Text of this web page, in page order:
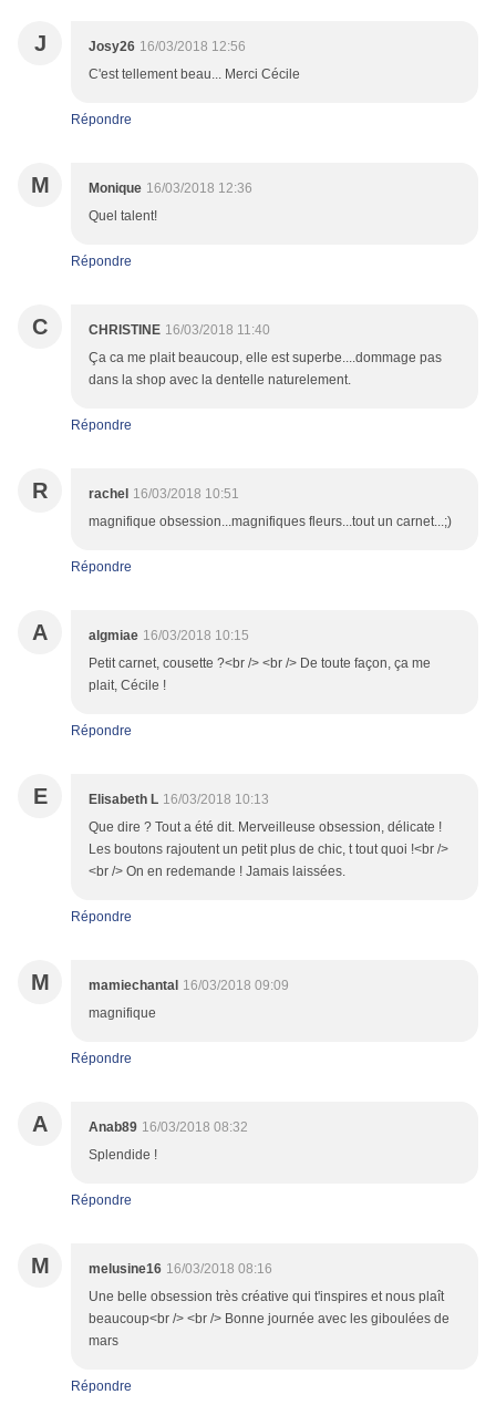
J Josy26 16/03/2018 12:56
C'est tellement beau... Merci Cécile
Répondre
M Monique 16/03/2018 12:36
Quel talent!
Répondre
C CHRISTINE 16/03/2018 11:40
Ça ca me plait beaucoup, elle est superbe....dommage pas
dans la shop avec la dentelle naturelement.
Répondre
R rachel 16/03/2018 10:51
magnifique obsession...magnifiques fleurs...tout un carnet...;)
Répondre
A algmiae 16/03/2018 10:15
Petit carnet, cousette ?<br /> <br /> De toute façon, ça me
plait, Cécile !
Répondre
E Elisabeth L 16/03/2018 10:13
Que dire ? Tout a été dit. Merveilleuse obsession, délicate !
Les boutons rajoutent un petit plus de chic, t tout quoi !<br />
<br /> On en redemande ! Jamais laissées.
Répondre
M mamiechantal 16/03/2018 09:09
magnifique
Répondre
A Anab89 16/03/2018 08:32
Splendide !
Répondre
M melusine16 16/03/2018 08:16
Une belle obsession très créative qui t'inspires et nous plaît
beaucoup<br /> <br /> Bonne journée avec les giboulées de
mars
Répondre